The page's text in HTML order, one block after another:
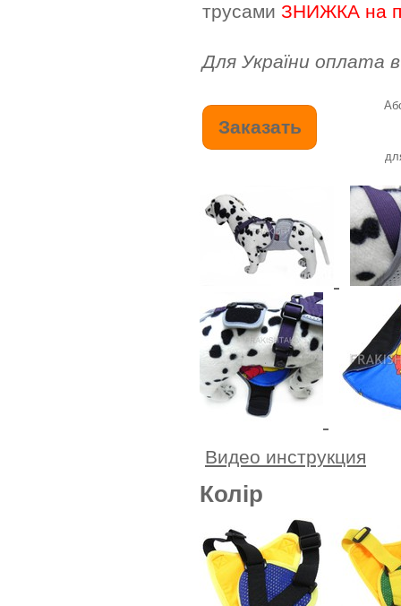
трусами ЗНИЖКА на
Для України оплата
Видео инструкция
Колір